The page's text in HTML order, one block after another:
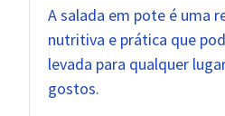
A salada em pote é uma
nutritiva e prática que
levada para qualquer
gostos.